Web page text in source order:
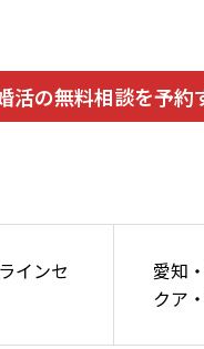
活の無料相談を予約
インセ
愛知
クア